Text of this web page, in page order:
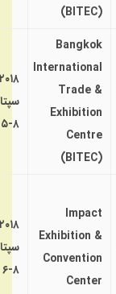
(BITEC)
Bangkok
International
Trade &
Exhibition
Centre
(BITEC)
۲۰۱۸
۸-۵
Impact
Exhibition &
Convention
Center
۲۰۱۸
۸-۶